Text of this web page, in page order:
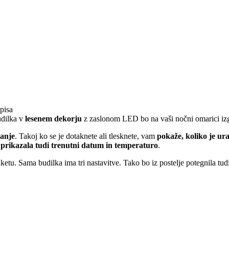
v lesenem dekorju z zaslonom LED bo na vaši nočni omarici
. Takoj ko se je dotaknete ali tlesknete, vam pokaže, koliko je ura
prikazala tudi trenutni datum in temperaturo.
Sama budilka ima tri nastavitve. Tako bo iz postelje potegnila